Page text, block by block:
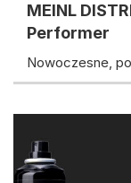
MEINL
Performer
Nowoczesne,